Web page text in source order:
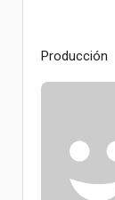
Producción